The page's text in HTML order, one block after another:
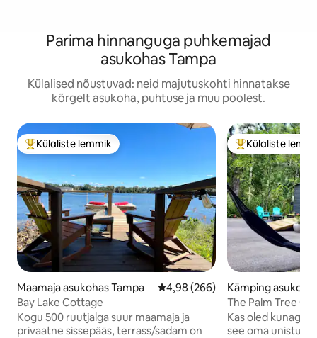
Parima hinnanguga puhkemajad
asukohas Tampa
Külalised nõustuvad: neid majutuskohti hinnatakse
kõrgelt asukoha, puhtuse ja muu poolest.
Külaliste suur lemmik
Külaliste lemmik
Maamaja asukohas Tampa Keskmine hinnang 4,98/5, 266
4,98 (266)
Bay Lake Cottage
Kogu 500 ruutjalga suur maamaja ja
privaatne sissepääs, terrass/sadam on
Külaliste suur
Külaliste
Kämping
osassa
The Palm Tree
Kas oled kunagi
see oma